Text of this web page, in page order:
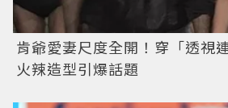
肯爺愛妻尺度全開！穿「透視
火辣造型引爆話題